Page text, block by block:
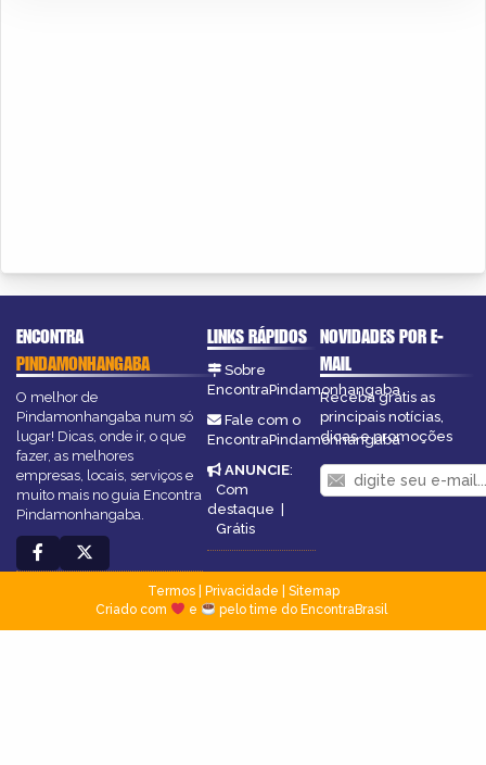
ENCONTRA
PINDAMONHANGABA
O melhor de
Pindamonhangaba num só
lugar! Dicas, onde ir, o que
fazer, as melhores
empresas, locais, serviços e
muito mais no guia Encontra
Pindamonhangaba.
LINKS RÁPIDOS
Sobre
EncontraPindamonhangaba
Fale com o
EncontraPindamonhangaba
ANUNCIE:
Com
destaque |
Grátis
NOVIDADES POR E-
MAIL
Receba grátis as
principais notícias,
dicas e promoções
Termos| Privacidade
Sitemap
Criado com
e pelo time do EncontraBrasil